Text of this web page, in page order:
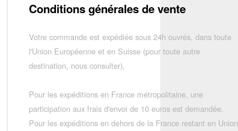
Conditions générales de vente
Votre commande est expédiée sous 24h ouvrés, dans toute
l'Union Européenne et en Suisse (pour toute autre
destination, nous consulter),
Pour les expéditions en France métropolitaine, une
participation aux frais d'envoi de 10 euros est demandée.
Pour les expéditions en dehors de la France restant en Union